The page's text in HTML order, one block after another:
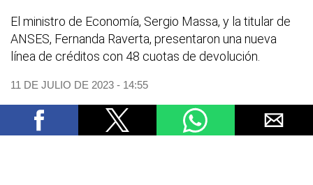
El ministro de Economía, Sergio Massa, y la titular de
ANSES, Fernanda Raverta, presentaron una nueva
línea de créditos con 48 cuotas de devolución.
11 DE JULIO DE 2023 - 14:55